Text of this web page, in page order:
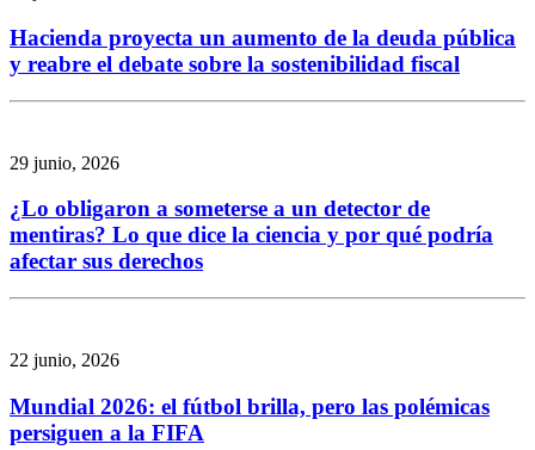
Hacienda proyecta un aumento de la deuda pública
y reabre el debate sobre la sostenibilidad fiscal
29 junio, 2026
¿Lo obligaron a someterse a un detector de
mentiras? Lo que dice la ciencia y por qué podría
afectar sus derechos
22 junio, 2026
Mundial 2026: el fútbol brilla, pero las polémicas
persiguen a la FIFA